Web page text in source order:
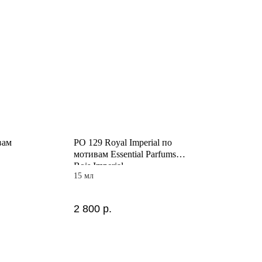
PO 129 Royal Imperial по
мотивам Essential Parfums
Bois Imperial
15 мл
2 800 р.